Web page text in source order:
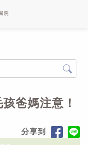
爸媽注意！
分享到